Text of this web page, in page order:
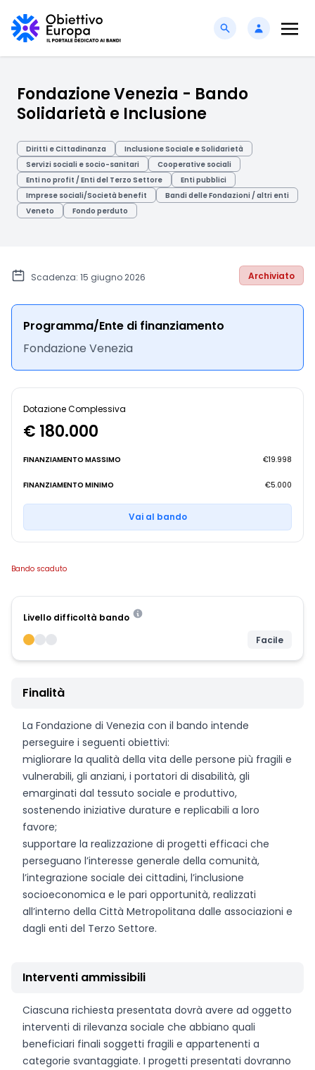
Fondazione Venezia - Bando
Solidarietà e Inclusione
Diritti e Cittadinanza
Inclusione Sociale e Solidarietà
Servizi sociali e socio-sanitari
Cooperative sociali
Enti no profit / Enti del Terzo Settore
Enti pubblici
Imprese sociali/Società benefit
Bandi delle Fondazioni / altri enti
Veneto
Fondo perduto
Scadenza: 15 giugno 2026 Archiviato
Programma/Ente di finanziamento
Fondazione Venezia
Dotazione Complessiva
€ 180.000
FINANZIAMENTO MASSIMO €19.998
FINANZIAMENTO MINIMO €5.000
Vai al bando
Bando scaduto
Livello difficoltà bando
Facile
Finalità
La Fondazione di Venezia con il bando intende
perseguire i seguenti obiettivi:
migliorare la qualità della vita delle persone più fragili e
vulnerabili, gli anziani, i portatori di disabilità, gli
emarginati dal tessuto sociale e produttivo,
sostenendo iniziative durature e replicabili a loro
favore;
supportare la realizzazione di progetti efficaci che
perseguano l’interesse generale della comunità,
l’integrazione sociale dei cittadini, l’inclusione
socioeconomica e le pari opportunità, realizzati
all’interno della Città Metropolitana dalle associazioni e
dagli enti del Terzo Settore.
Interventi ammissibili
Ciascuna richiesta presentata dovrà avere ad oggetto
interventi di rilevanza sociale che abbiano quali
beneficiari finali soggetti fragili e appartenenti a
categorie svantaggiate. I progetti presentati dovranno